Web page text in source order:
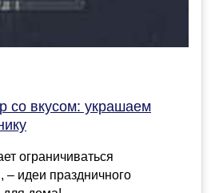
со вкусом: украшаем
ограничиваться
– идеи праздничного